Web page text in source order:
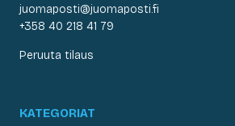
juomaposti@juomaposti.fi
+358 40 218 41 79
Peruuta tilaus
KATEGORIAT